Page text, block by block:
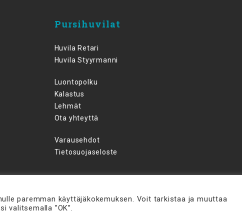
Pursihuvilat
Huvila Retari
Huvila Styyrmanni
Luontopolku
Kalastus
Lehmät
Ota yhteyttä
Varausehdot
Tietosuojaseloste
paremman käyttäjäkokemuksen. Voit tarkistaa ja muuttaa
valitsemalla ”OK”.